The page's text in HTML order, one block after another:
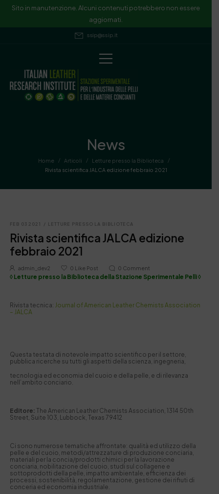
Sito in manutenzione. Alcuni contenuti potrebbero non essere
aggiornati.
ssip@ssip.it
News
Home / Articoli / Letture presso la Biblioteca
/
Rivista scientifica JALCA edizione febbraio 2021
FEB 03 2021 / LETTURE PRESSO LA BIBLIOTECA
Rivista scientifica JALCA edizione
febbraio 2021
admin_dev2 0 Like Post 0 Comment
◊ Letture presso la Biblioteca della Stazione Sperimentale Pelli ◊
Rivista tecnica: Journal of American Leather Chemists Association
– JALCA
Questa testata di notevole impatto scientifico per il settore,
pubblica ricerche su tutti gli aspetti della scienza, ingegneria,
tecnologia ed economia del cuoio e della pelle, e di rilevanza
nell’ambito conciario.
Editore: The American Leather Chemists Association, 1314 50th
Street, Suite 103, Lubbock, Texas 79412
Ci sono numerose tematiche affrontate: qualità ed utilizzo della
pelle e del cuoio, metodi/attrezzature di produzione conciaria,
materiali per la concia/prodotti chimici per la lavorazione
conciaria, nobilitazione del cuoio, studi sul collagene e
sottoprodotti della pelle, impatto ambientale, efficienza dei
processi, sostenibilità, regolamentazione, gestione dei rifiuti di
conceria ed economia industriale.